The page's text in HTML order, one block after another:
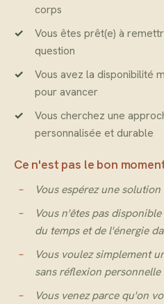
corps
Vous êtes prêt(e) à
question
Vous avez la disponibilité
pour avancer
Vous cherchez une
personnalisée et durable
Ce n'est pas le bon
Vous espérez une
Vous n'êtes pas
du temps et de l'énergie
Vous voulez simplement
sans réflexion personnelle
Vous venez parce qu'on